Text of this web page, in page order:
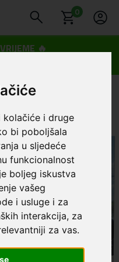
kolačiće i druge
bi poboljšala
u sljedeće
funkcionalnost
boljeg iskustva
vašeg
i usluge i za
interakcija, za
za vas.
0
🔥